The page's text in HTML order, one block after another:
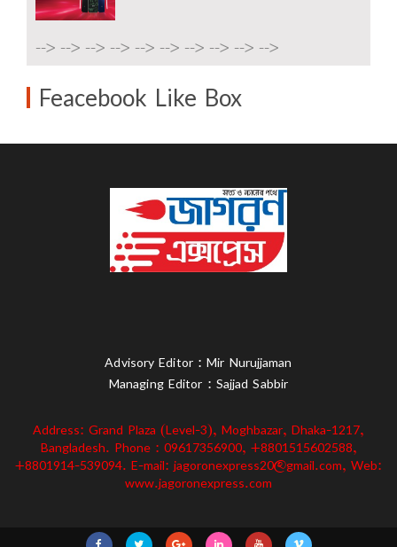
--> --> --> --> --> --> --> --> --> -->
Feacebook Like Box
Advisory Editor : Mir Nurujjaman
Managing Editor : Sajjad Sabbir
Address: Grand Plaza (Level-3), Moghbazar, Dhaka-1217,
Bangladesh. Phone : 09617356900, +8801515602588,
+8801914-539094. E-mail: jagoronexpress20@gmail.com, Web:
www.jagoronexpress.com